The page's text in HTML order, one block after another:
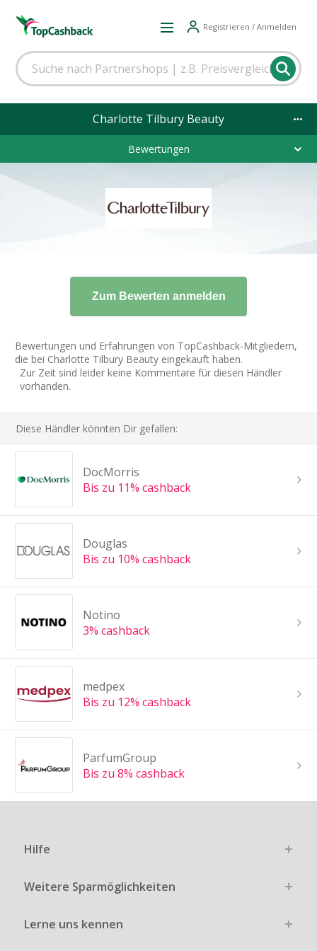
Registrieren / Anmelden
Charlotte Tilbury Beauty
Bewertungen
Bewertungen und Erfahrungen von TopCashback-Mitgliedern,
die bei Charlotte Tilbury Beauty eingekauft haben.
Zur Zeit sind leider keine Kommentare für diesen Händler
vorhanden.
Diese Händler könnten Dir gefallen:
DocMorris
Bis zu 11% cashback
Douglas
Bis zu 10% cashback
Notino
3% cashback
medpex
Bis zu 12% cashback
ParfumGroup
Bis zu 8% cashback
Hilfe
Weitere Sparmöglichkeiten
Lerne uns kennen